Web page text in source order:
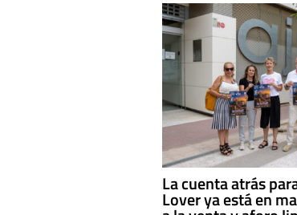
La cuenta atrás
Lover ya está en